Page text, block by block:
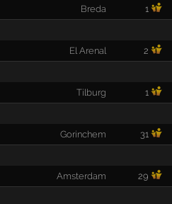
Breda 1
El Arenal 2
Tilburg 1
Gorinchem 31
Amsterdam 29